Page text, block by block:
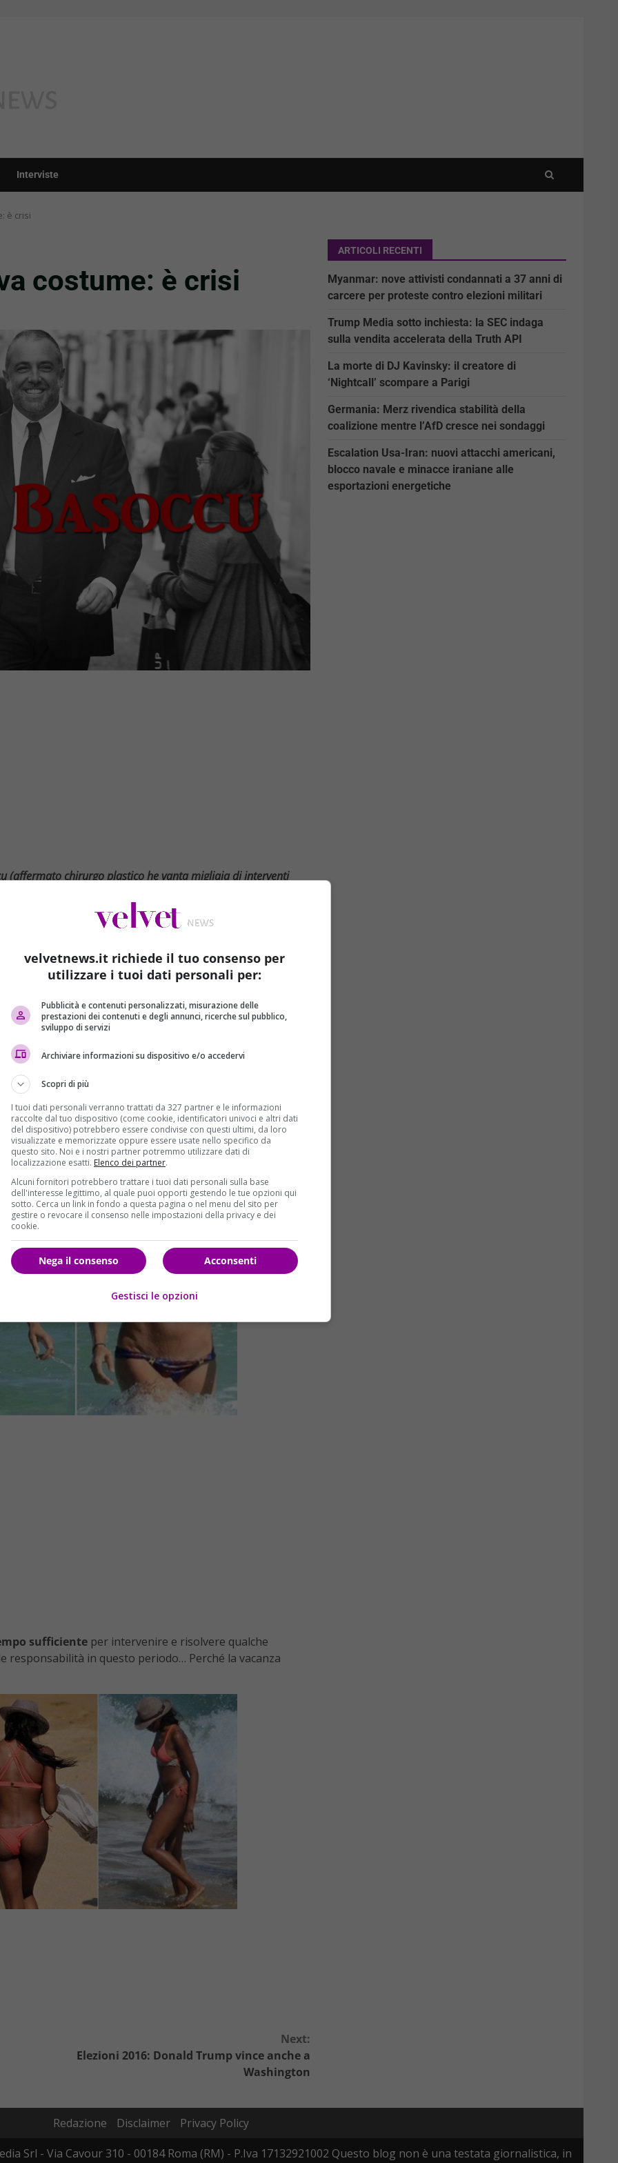
Interviste
è crisi
costume: è crisi
(affermato chirurgo plastico he vanta migliaia di interventi
per una rubrica speciale. Stavolta si parla della
a preoccupare molto.
lo fanno solo perché vogliono superare la prova
un corpo in forma, senza dover stare a studiare
possano coprire i chili di troppo sui punti critici che si
donne. Quando si avvicina la stagione calda entrano in
richiesti in questo momento sono tutti contro la pelle a
mesoterapia, massaggi linfodrenanti e
. La MC1 ci dà molte soddisfazioni!
sufficiente per intervenire e risolvere qualche
responsabilità in questo periodo… Perché la vacanza
Next:
Elezioni 2016: Donald Trump vince anche a
Washington
ARTICOLI RECENTI
Myanmar: nove attivisti condannati a 37 anni di
carcere per proteste contro elezioni militari
Trump Media sotto inchiesta: la SEC indaga
sulla vendita accelerata della Truth API
La morte di DJ Kavinsky: il creatore di
‘Nightcall’ scompare a Parigi
Germania: Merz rivendica stabilità della
coalizione mentre l’AfD cresce nei sondaggi
Escalation Usa-Iran: nuovi attacchi americani,
blocco navale e minacce iraniane alle
esportazioni energetiche
Redazione Disclaimer
Privacy Policy
Srl - Via Cavour 310 - 00184 Roma (RM) - P.Iva 17132921002 Questo blog non è una testata giornalistica, in
velvetnews.it richiede il tuo consenso per
utilizzare i tuoi dati personali per:
Pubblicità e contenuti personalizzati, misurazione delle
prestazioni dei contenuti e degli annunci, ricerche sul pubblico,
sviluppo di servizi
Archiviare informazioni su dispositivo e/o accedervi
Scopri di più
I tuoi dati personali verranno trattati da 327 partner e le informazioni
raccolte dal tuo dispositivo (come cookie, identificatori univoci e altri dati
del dispositivo) potrebbero essere condivise con questi ultimi, da loro
visualizzate e memorizzate oppure essere usate nello specifico da
questo sito. Noi e i nostri partner potremmo utilizzare dati di
localizzazione esatti. Elenco dei partner.
Alcuni fornitori potrebbero trattare i tuoi dati personali sulla base
dell'interesse legittimo, al quale puoi opporti gestendo le tue opzioni qui
sotto. Cerca un link in fondo a questa pagina o nel menu del sito per
gestire o revocare il consenso nelle impostazioni della privacy e dei
cookie.
Acconsenti
Nega il consenso
Gestisci le opzioni